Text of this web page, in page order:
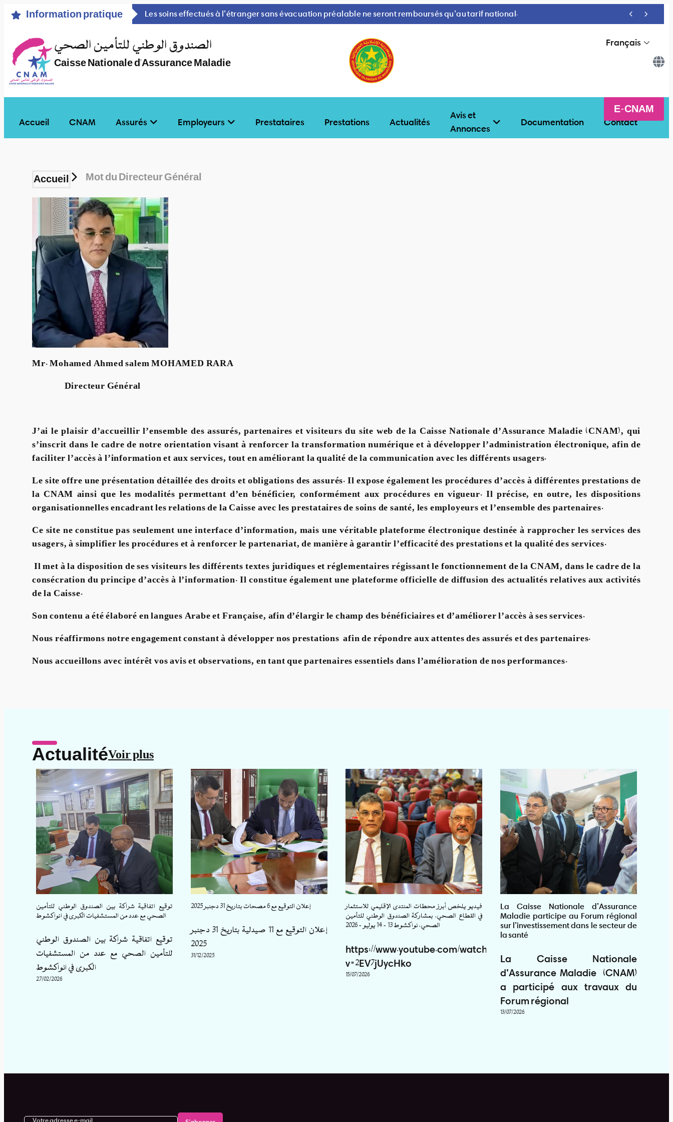
Information pratique Vérifiez que le prestataire qui vous reçoit(à l’intérieur ou à l’extérieur) est conventionné par la CNAM, sinon vos factures ne seront pas remboursées. Les soins effectués à l’étranger sans évacuation préalable ne seront remboursés qu’au tarif national.
الصندوق الوطني للتأمين الصحي
Caisse Nationale d'Assurance Maladie
Français
Accueil CNAM Assurés Employeurs Prestataires Prestations Actualités
Avis et
Annonces
Documentation Contact
E-CNAM
Accueil Mot du Directeur Général
Mr. Mohamed Ahmed salem MOHAMED RARA
Directeur Général
J’ai le plaisir d’accueillir l’ensemble des assurés, partenaires et visiteurs du site web de la Caisse Nationale d’Assurance Maladie (CNAM), qui
s’inscrit dans le cadre de notre orientation visant à renforcer la transformation numérique et à développer l’administration électronique, afin de
faciliter l’accès à l’information et aux services, tout en améliorant la qualité de la communication avec les différents usagers.
Le site offre une présentation détaillée des droits et obligations des assurés. Il expose également les procédures d’accès à différentes prestations de
la CNAM ainsi que les modalités permettant d’en bénéficier, conformément aux procédures en vigueur. Il précise, en outre, les dispositions
organisationnelles encadrant les relations de la Caisse avec les prestataires de soins de santé, les employeurs et l’ensemble des partenaires.
Ce site ne constitue pas seulement une interface d’information, mais une véritable plateforme électronique destinée à rapprocher les services des
usagers, à simplifier les procédures et à renforcer le partenariat, de manière à garantir l’efficacité des prestations et la qualité des services.
Il met à la disposition de ses visiteurs les différents textes juridiques et réglementaires régissant le fonctionnement de la CNAM, dans le cadre de la
consécration du principe d’accès à l’information. Il constitue également une plateforme officielle de diffusion des actualités relatives aux activités
de la Caisse.
Son contenu a été élaboré en langues Arabe et Française, afin d’élargir le champ des bénéficiaires et d’améliorer l’accès à ses services.
Nous réaffirmons notre engagement constant à développer nos prestations afin de répondre aux attentes des assurés et des partenaires.
Nous accueillons avec intérêt vos avis et observations, en tant que partenaires essentiels dans l’amélioration de nos performances.
Actualité​Voir plus
توقيع اتفاقية شراكة بين الصندوق الوطني للتأمين
الصحي مع عدد من المستشفيات الكبرى في انواكشوط
توقيع اتفاقية شراكة بين الصندوق الوطني
للتأمين الصحي مع عدد من المستشفيات
الكبرى في انواكشوط
27/02/2026
إعلان التوقيع مع 6 مصحات بتاريخ 31 دجنبر 2025
إعلان التوقيع مع 11 صيدلية بتاريخ 31 دجنبر
2025
31/12/2025
فيديو يلخص أبرز محطات المنتدى الإقليمي للاستثمار
في القطاع الصحي، بمشاركة الصندوق الوطني للتأمين
الصحي، نواكشوط 13 – 14 يوليو – 2026
https://www.youtube.com/watch?
v=2EV7jUycHko
15/07/2026
La Caisse Nationale d’Assurance
Maladie participe au Forum régional
sur l’investissement dans le secteur de
la santé
La Caisse Nationale
d’Assurance Maladie (CNAM)
a participé aux travaux du
Forum régional
13/07/2026